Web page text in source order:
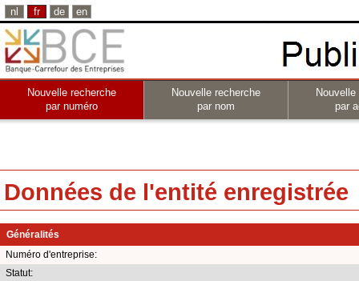
nl fr de en
Nouvelle recherche
par numéro
Nouvelle recherche
par nom
par
Données de l'entité enregistrée
Généralités
Numéro d'entreprise:
Statut: